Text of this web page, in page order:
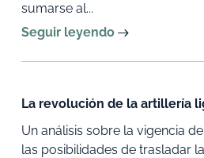
sumarse al...
Seguir leyendo
La revolución de la artillería
Un análisis sobre la vigencia
las posibilidades de trasladar